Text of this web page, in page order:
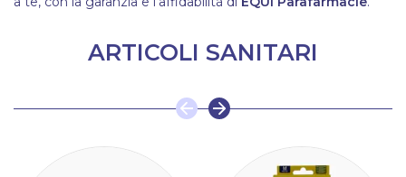
ARTICOLI SANITARI